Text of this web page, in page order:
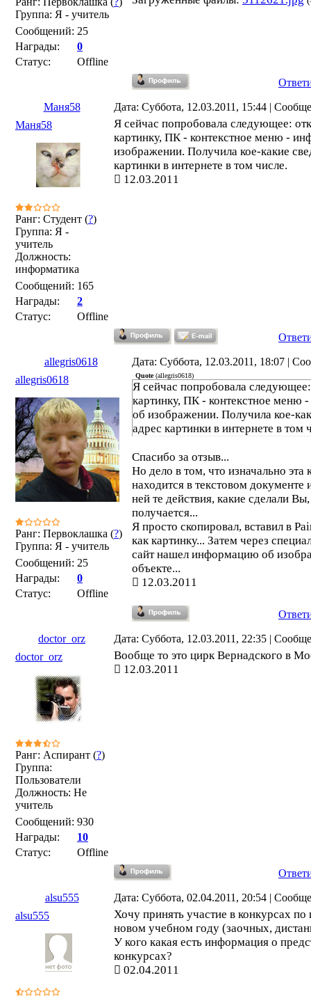
Группа: Я - учитель
Сообщений: 25
Награды:
0
Статус:
Offline
Маня58
Дата: Суббота, 12.03.2011, 15:44 |
Маня58
Ранг: Студент (?)
Группа: Я -
учитель
Должность:
информатика
Сообщений: 165
Награды:
2
Статус:
Offline
Я сейчас попробовала следующее:
картинку, ПК - контекстное меню -
изображении. Получила кое-какие
картинки в интернете в том числе.
12.03.2011
allegris0618
Дата: Суббота, 12.03.2011, 18:07 |
allegris0618
Ранг: Первоклашка (?)
Группа: Я - учитель
Сообщений: 25
Награды:
0
Статус:
Offline
Quote(allegris0618)
Я сейчас попробовала
картинку, ПК - контекстное меню
об изображении. Получила кое-
адрес картинки в интернете в том
Спасибо за отзыв...
Но дело в том, что изначально эта
находится в текстовом документе
ней те действия, какие сделали
получается...
Я просто скопировал, вставил в
как картинку... Затем через
сайт нашел информацию об
объекте...
12.03.2011
doctor_orz
Дата: Суббота, 12.03.2011, 22:35 |
doctor_orz
Ранг: Аспирант (?)
Группа:
Пользователи
Должность: Не
учитель
Сообщений: 930
Награды:
10
Статус:
Offline
Вообще то это цирк Вернадского в
12.03.2011
alsu555
Дата: Суббота, 02.04.2011, 20:54 |
alsu555
Хочу принять участие в конкурсах
новом учебном году (заочных,
У кого какая есть информация о
конкурсах?
02.04.2011